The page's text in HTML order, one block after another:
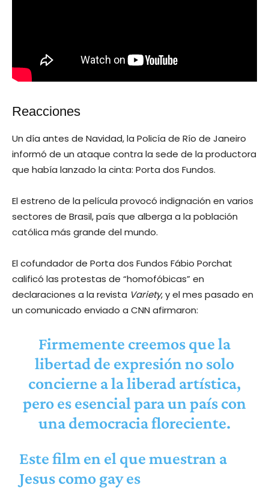
Reacciones
Un día antes de Navidad, la Policía de Río de Janeiro
informó de un ataque contra la sede de la productora
que había lanzado la cinta: Porta dos Fundos.
El estreno de la película provocó indignación en varios
sectores de Brasil, país que alberga a la población
católica más grande del mundo.
El cofundador de Porta dos Fundos Fábio Porchat
calificó las protestas de “homofóbicas” en
declaraciones a la revista Variety, y el mes pasado en
un comunicado enviado a CNN afirmaron:
Firmemente creemos que la
libertad de expresión no solo
concierne a la liberad artística,
pero es esencial para un país con
una democracia floreciente.
Este film en el que muestran a
Jesus como gay es